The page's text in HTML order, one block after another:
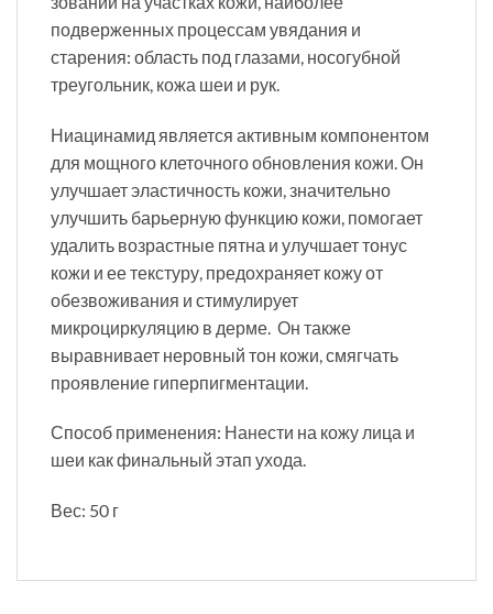
подверженных процессам увядания и
старения: область под глазами, носогубной
треугольник, кожа шеи и рук.
Ниацинамид является активным компонентом
для мощного клеточного обновления кожи. Он
улучшает эластичность кожи, значительно
улучшить барьерную функцию кожи, помогает
удалить возрастные пятна и улучшает тонус
кожи и ее текстуру, предохраняет кожу от
обезвоживания и стимулирует
микроциркуляцию в дерме. Он также
выравнивает неровный тон кожи, смягчать
проявление гиперпигментации.
Способ применения: Нанести на кожу лица и
шеи как финальный этап ухода.
Вес: 50 г